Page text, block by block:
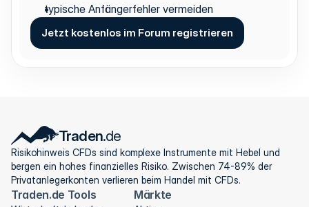
typische Anfängerfehler vermeiden
Jetzt kostenlos im Forum registrieren
Traden.de
Risikohinweis CFDs sind komplexe Instrumente mit Hebel und
bergen ein hohes finanzielles Risiko. Zwischen 74-89% der
Privatanlegerkonten verlieren beim Handel mit CFDs.
Traden.de Tools Märkte